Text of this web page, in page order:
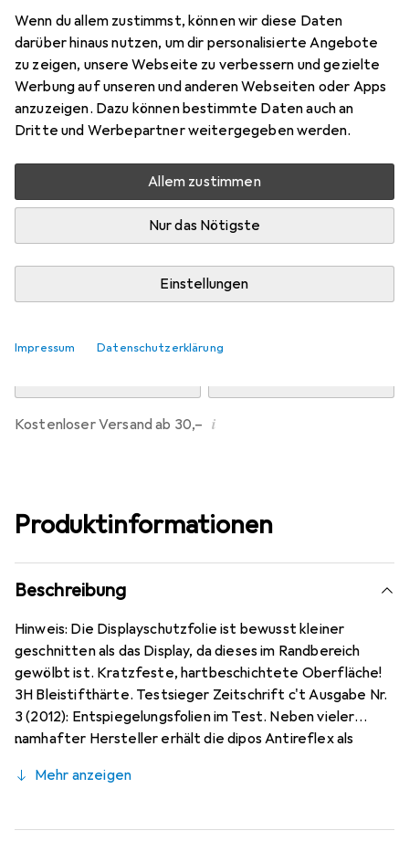
Wenn du allem zustimmst, können wir diese Daten
darüber hinaus nutzen, um dir personalisierte Angebote
zu zeigen, unsere Webseite zu verbessern und gezielte
Werbung auf unseren und anderen Webseiten oder Apps
anzuzeigen. Dazu können bestimmte Daten auch an
Dritte und Werbepartner weitergegeben werden.
Allem zustimmen
Nur das Nötigste
Einstellungen
Impressum Datenschutzerklärung
Preis in EUR inkl. MwSt.
Bewertungen Marke
Mehr von Dipos
Mi, 12.8. geliefert
Mehr als 10 Stück an Lager beim Drittanbieter
Lieferort angeben für genaue Lieferzeit
Kostenloser Versand ab 30,– i
Produktinformationen
Beschreibung
Hinweis: Die Displayschutzfolie ist bewusst kleiner
geschnitten als das Display, da dieses im Randbereich
gewölbt ist. Kratzfeste, hartbeschichtete Oberfläche!
3H Bleistifthärte. Testsieger Zeitschrift c't Ausgabe Nr.
3 (2012): Entspiegelungsfolien im Test. Neben vieler
namhafter Hersteller erhält die dipos Antireflex als
gut. Bewusst kleiner als das Xiaomi Poco M2 Pro
blasenfrei und jederzeit rückstandsfrei zu entfernen
Mehr anzeigen